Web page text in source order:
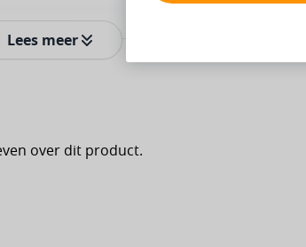
108022065399
8720294032649
Lees meer
over dit product.